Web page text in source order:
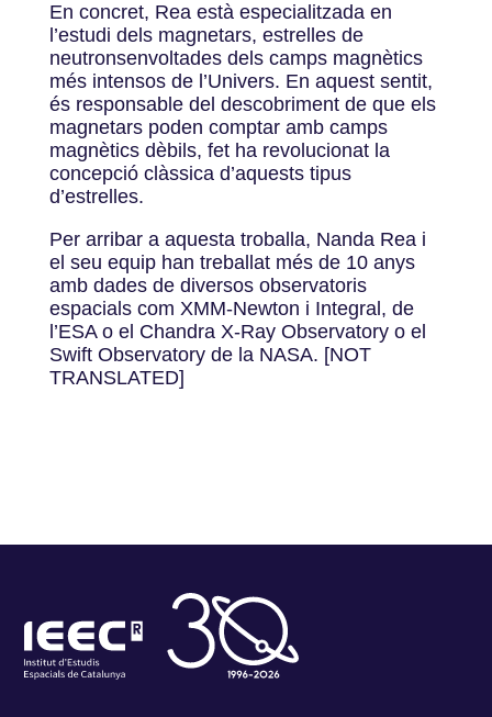
En concret, Rea està especialitzada en
l’estudi dels magnetars, estrelles de
neutronsenvoltades dels camps magnètics
més intensos de l’Univers. En aquest sentit,
és responsable del descobriment de que els
magnetars poden comptar amb camps
magnètics dèbils, fet ha revolucionat la
concepció clàssica d’aquests tipus
d’estrelles.
Per arribar a aquesta troballa, Nanda Rea i
el seu equip han treballat més de 10 anys
amb dades de diversos observatoris
espacials com XMM-Newton i Integral, de
l’ESA o el Chandra X-Ray Observatory o el
Swift Observatory de la NASA. [NOT
TRANSLATED]